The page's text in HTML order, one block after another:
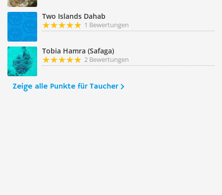
Two Islands Dahab
1 Bewertungen
Tobia Hamra (Safaga)
2 Bewertungen
Zeige alle Punkte für Taucher